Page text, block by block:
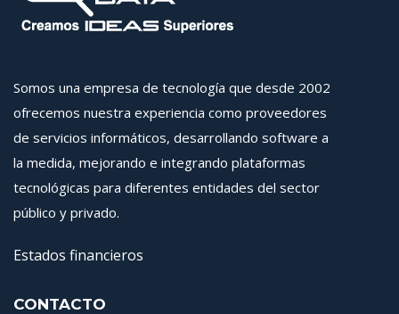
Somos una empresa de tecnología que desde 2002
ofrecemos nuestra experiencia como proveedores
de servicios informáticos, desarrollando software a
la medida, mejorando e integrando plataformas
tecnológicas para diferentes entidades del sector
público y privado.
Estados financieros
CONTACTO